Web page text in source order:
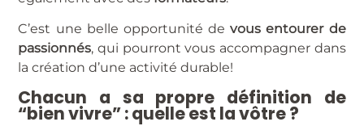
C’est une belle opportunité de vous entourer de
passionnés, qui pourront vous accompagner dans
la création d’une activité durable!
Chacun a sa propre définition de
“bien vivre” : quelle est la vôtre ?